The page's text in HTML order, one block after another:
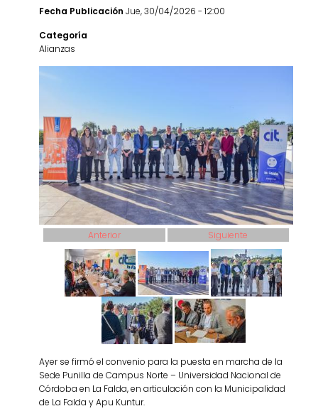
Fecha Publicación Jue, 30/04/2026 - 12:00
Categoría
Alianzas
Anterior Siguiente
Ayer se firmó el convenio para la puesta en marcha de la
Sede Punilla de Campus Norte – Universidad Nacional de
Córdoba en La Falda, en articulación con la Municipalidad
de La Falda y Apu Kuntur.